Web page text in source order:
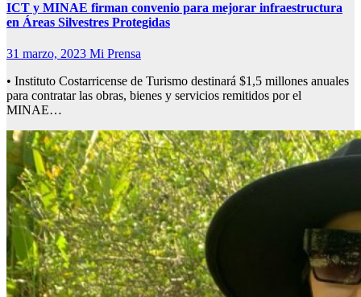
ICT y MINAE firman convenio para mejorar infraestructura
en Áreas Silvestres Protegidas
31 marzo, 2023 Mi Prensa
• Instituto Costarricense de Turismo destinará $1,5 millones anuales
para contratar las obras, bienes y servicios remitidos por el
MINAE…